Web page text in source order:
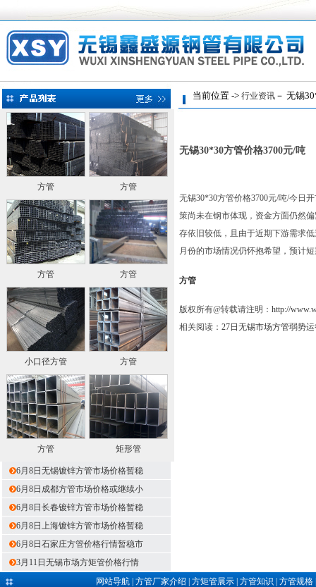
方管 方管
方管 方管
小口径方管 方管
方管 矩形管
6月8日无锡镀锌方管市场价格暂稳
6月8日成都方管市场价格或继续小
6月8日长春镀锌方管市场价格暂稳
6月8日上海镀锌方管市场价格暂稳
6月8日石家庄方管价格行情暂稳市
3月11日无锡市场方矩管价格行情
当前位置 -> 行业资讯 － 无锡
无锡30*30方管价格3700元/吨
无锡30*30方管价格3700元/吨/今日
策尚未在钢市体现，资金方面仍然
存依旧较低，且由于近期下游需求
月份的市场情况仍怀抱希望，预计
方管
版权所有@转载请注明： http://
相关阅读： 27日无锡市场方管弱势
网站导航| 方管厂家介绍 方矩管展示| 方管知识 方管规格